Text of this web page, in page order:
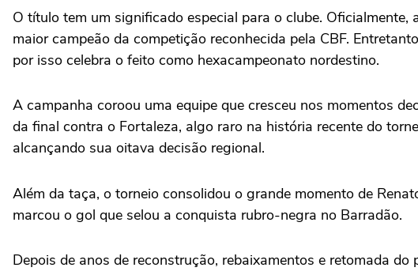
O título tem um significado especial para o clube.
maior campeão da competição reconhecida pela CBF.
por isso celebra o feito como hexacampeonato nordestino.
A campanha coroou uma equipe que cresceu nos momentos
da final contra o Fortaleza, algo raro na história recente do
alcançando sua oitava decisão regional.
Além da taça, o torneio consolidou o grande momento de
marcou o gol que selou a conquista rubro-negra no Barradão.
Depois de anos de reconstrução, rebaixamentos e retomada